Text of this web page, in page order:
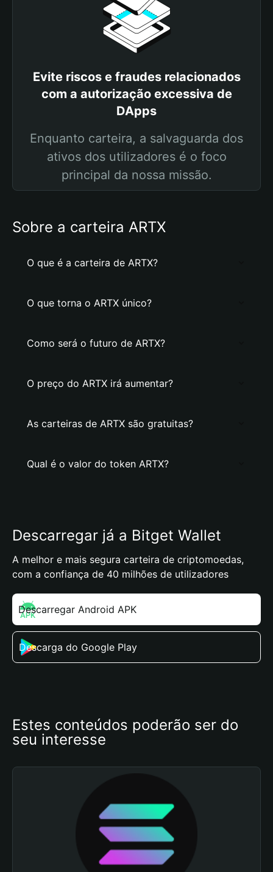
Evite riscos e fraudes relacionados
com a autorização excessiva de
DApps
Enquanto carteira, a salvaguarda dos
ativos dos utilizadores é o foco
principal da nossa missão.
Sobre a carteira ARTX
O que é a carteira de ARTX?
O que torna o ARTX único?
Como será o futuro de ARTX?
O preço do ARTX irá aumentar?
As carteiras de ARTX são gratuitas?
Qual é o valor do token ARTX?
Descarregar já a Bitget Wallet
A melhor e mais segura carteira de criptomoedas,
com a confiança de 40 milhões de utilizadores
Descarregar Android APK
Descarga do Google Play
Estes conteúdos poderão ser do
seu interesse